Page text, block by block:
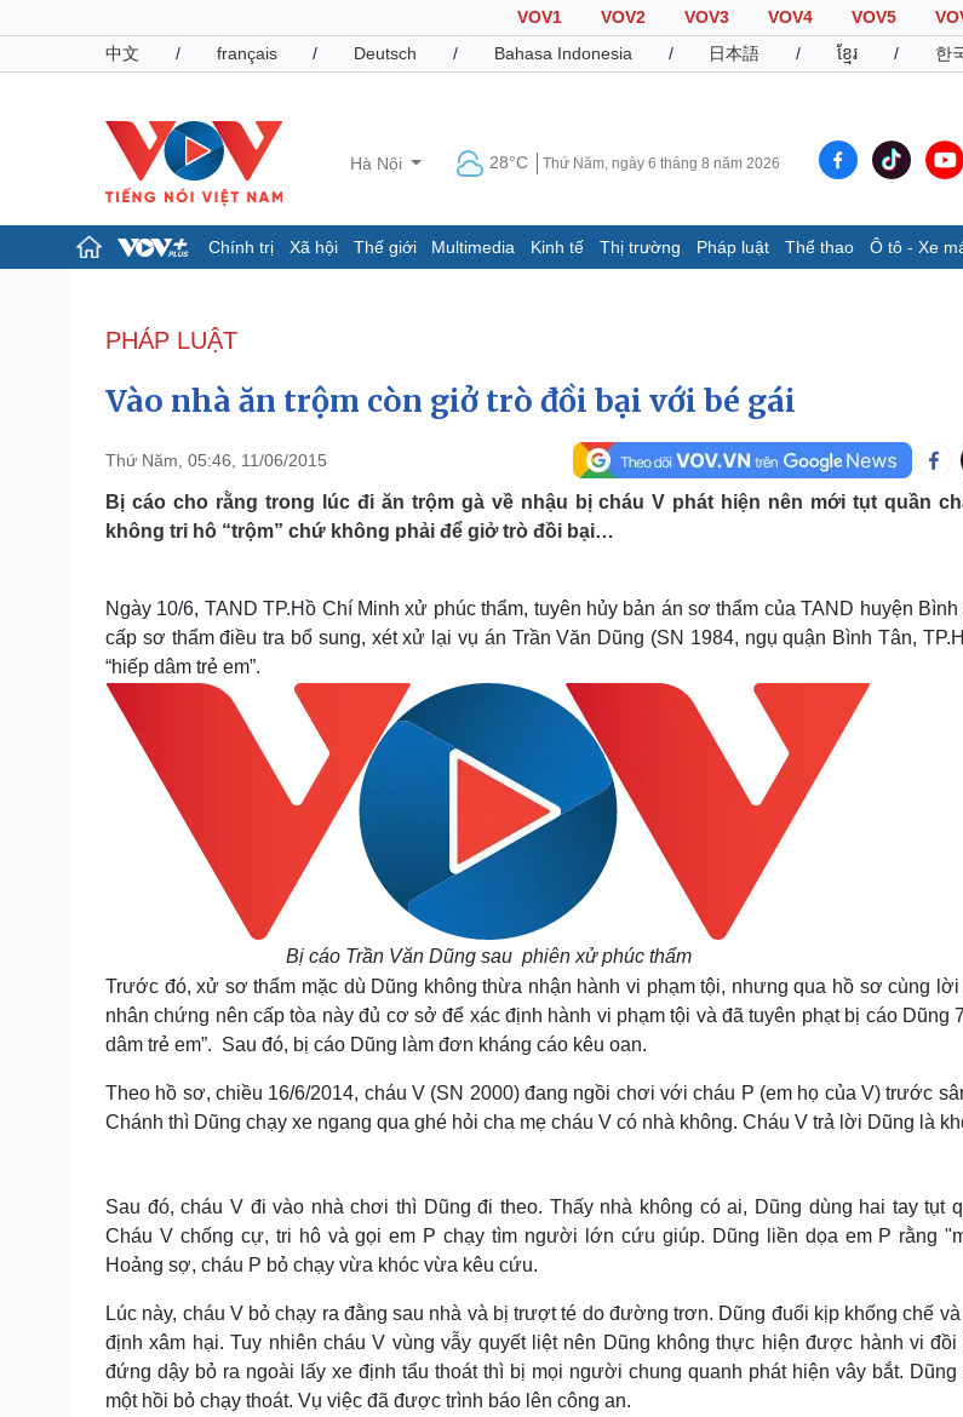
VOV1 VOV2 VOV3 VOV4 VOV5
中文
/ français / Deutsch / Bahasa Indonesia / 日本語 / ខ្មែរ / 한
Hà Nội 28°C Thứ Năm, ngày 6 tháng 8 năm 2026
Chính trị Xã hội Thế giới Multimedia Kinh tế Thị trường Pháp luật Thể thao Ô tô - Xe
Đảng
Tổ chức nhân sự
Nhận diện sự thật
Dấu ấn VOV
Pháp luật
Vụ án
Quân sự - Quốc phòng
Vũ khí
Thể thao
eSports
Hậu trường
Ô tô - Xe máy
Sức khỏe
Dinh dưỡng - món ngon
Cây thuốc
Sản phụ khoa
Nhi khoa
Nam khoa
Làm đẹp - giảm cân
Phòng mạch online
Ăn sạch sống khỏe
Nhà đẹp
Blog
Tình yêu - Gia đình
Sân khấu - Điện ảnh
Văn học
Âm nhạc
Di sản
Nghệ sĩ
Thời trang
PHÁP LUẬT
Vào nhà ăn trộm còn giở trò đồi bại với bé gái
Thứ Năm, 05:46, 11/06/2015
Bị cáo cho rằng trong lúc đi ăn trộm gà về nhậu bị cháu V phát hiện nên mới tụt quần
không tri hô “trộm” chứ không phải để giở trò đồi bại…
Ngày 10/6, TAND TP.Hồ Chí Minh xử phúc thẩm, tuyên hủy bản án sơ thẩm của TAND huyện
cấp sơ thẩm điều tra bổ sung, xét xử lại vụ án Trần Văn Dũng (SN 1984, ngụ quận Bình Tân,
“hiếp dâm trẻ em”.
Bị cáo Trần Văn Dũng sau phiên xử phúc thẩm
Trước đó, xử sơ thẩm mặc dù Dũng không thừa nhận hành vi phạm tội, nhưng qua hồ sơ cùng lời
nhân chứng nên cấp tòa này đủ cơ sở để xác định hành vi phạm tội và đã tuyên phạt bị cáo Dũng
dâm trẻ em”. Sau đó, bị cáo Dũng làm đơn kháng cáo kêu oan.
Theo hồ sơ, chiều 16/6/2014, cháu V (SN 2000) đang ngồi chơi với cháu P (em họ của V) trước
Chánh thì Dũng chạy xe ngang qua ghé hỏi cha mẹ cháu V có nhà không. Cháu V trả lời Dũng là
Sau đó, cháu V đi vào nhà chơi thì Dũng đi theo. Thấy nhà không có ai, Dũng dùng hai tay tụt
Cháu V chống cự, tri hô và gọi em P chạy tìm người lớn cứu giúp. Dũng liền dọa em P rằng
Hoảng sợ, cháu P bỏ chạy vừa khóc vừa kêu cứu.
Lúc này, cháu V bỏ chạy ra đằng sau nhà và bị trượt té do đường trơn. Dũng đuổi kịp khống chế
định xâm hại. Tuy nhiên cháu V vùng vẫy quyết liệt nên Dũng không thực hiện được hành vi đồi
đứng dậy bỏ ra ngoài lấy xe định tẩu thoát thì bị mọi người chung quanh phát hiện vây bắt.
một hồi bỏ chạy thoát. Vụ việc đã được trình báo lên công an.